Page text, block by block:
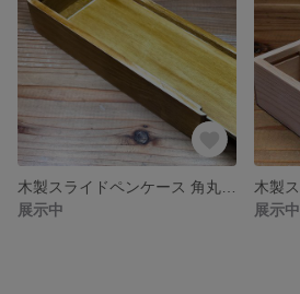
展示中
展示中